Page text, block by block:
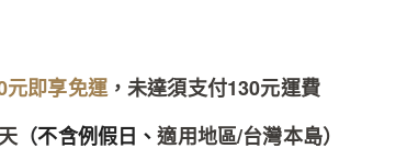
元即享免運，未達須支付130元運費
（不含例假日、適用地區/台灣本島）